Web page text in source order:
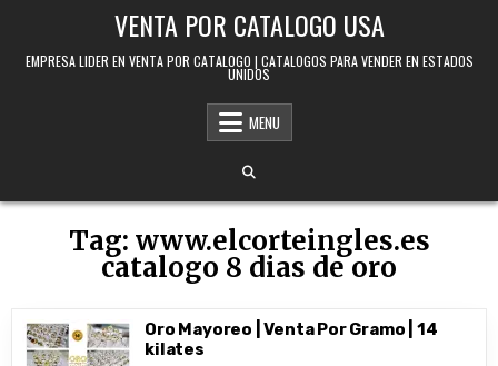
VENTA POR CATALOGO USA
EMPRESA LIDER EN VENTA POR CATALOGO | CATALOGOS PARA VENDER EN ESTADOS
UNIDOS
MENU
Tag: www.elcorteingles.es
catalogo 8 dias de oro
Oro Mayoreo | Venta Por Gramo | 14
kilates